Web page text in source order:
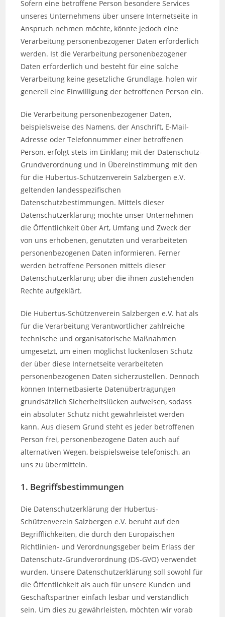
Sofern eine betroffene Person besondere Services
unseres Unternehmens über unsere Internetseite in
Anspruch nehmen möchte, könnte jedoch eine
Verarbeitung personenbezogener Daten erforderlich
werden. Ist die Verarbeitung personenbezogener
Daten erforderlich und besteht für eine solche
Verarbeitung keine gesetzliche Grundlage, holen wir
generell eine Einwilligung der betroffenen Person ein.
Die Verarbeitung personenbezogener Daten,
beispielsweise des Namens, der Anschrift, E-Mail-
Adresse oder Telefonnummer einer betroffenen
Person, erfolgt stets im Einklang mit der Datenschutz-
Grundverordnung und in Übereinstimmung mit den
für die Hubertus-Schützenverein Salzbergen e.V.
geltenden landesspezifischen
Datenschutzbestimmungen. Mittels dieser
Datenschutzerklärung möchte unser Unternehmen
die Öffentlichkeit über Art, Umfang und Zweck der
von uns erhobenen, genutzten und verarbeiteten
personenbezogenen Daten informieren. Ferner
werden betroffene Personen mittels dieser
Datenschutzerklärung über die ihnen zustehenden
Rechte aufgeklärt.
Die Hubertus-Schützenverein Salzbergen e.V. hat als
für die Verarbeitung Verantwortlicher zahlreiche
technische und organisatorische Maßnahmen
umgesetzt, um einen möglichst lückenlosen Schutz
der über diese Internetseite verarbeiteten
personenbezogenen Daten sicherzustellen. Dennoch
können Internetbasierte Datenübertragungen
grundsätzlich Sicherheitslücken aufweisen, sodass
ein absoluter Schutz nicht gewährleistet werden
kann. Aus diesem Grund steht es jeder betroffenen
Person frei, personenbezogene Daten auch auf
alternativen Wegen, beispielsweise telefonisch, an
uns zu übermitteln.
1. Begriffsbestimmungen
Die Datenschutzerklärung der Hubertus-
Schützenverein Salzbergen e.V. beruht auf den
Begrifflichkeiten, die durch den Europäischen
Richtlinien- und Verordnungsgeber beim Erlass der
Datenschutz-Grundverordnung (DS-GVO) verwendet
wurden. Unsere Datenschutzerklärung soll sowohl für
die Öffentlichkeit als auch für unsere Kunden und
Geschäftspartner einfach lesbar und verständlich
sein. Um dies zu gewährleisten, möchten wir vorab